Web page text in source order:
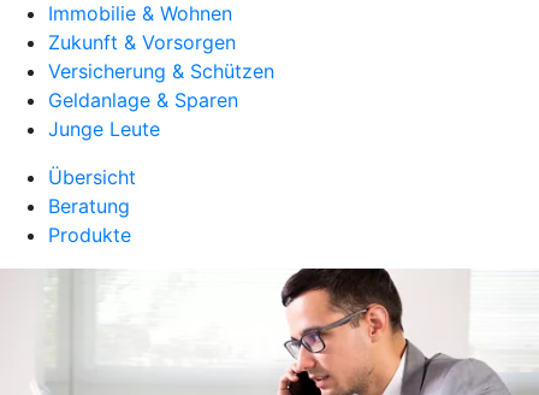
Immobilie & Wohnen
Zukunft & Vorsorgen
Versicherung & Schützen
Geldanlage & Sparen
Junge Leute
Übersicht
Beratung
Produkte